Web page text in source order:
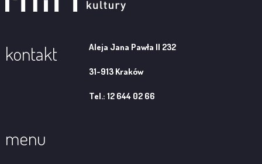
kontakt Aleja Jana Pawła II 232
31-913 Kraków
Tel.: 12 644 02 66
menu